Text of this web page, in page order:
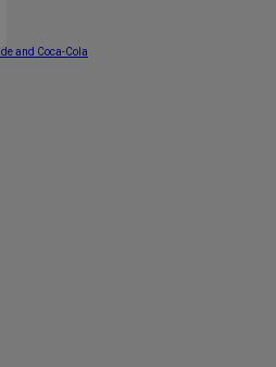
and Coca-Cola